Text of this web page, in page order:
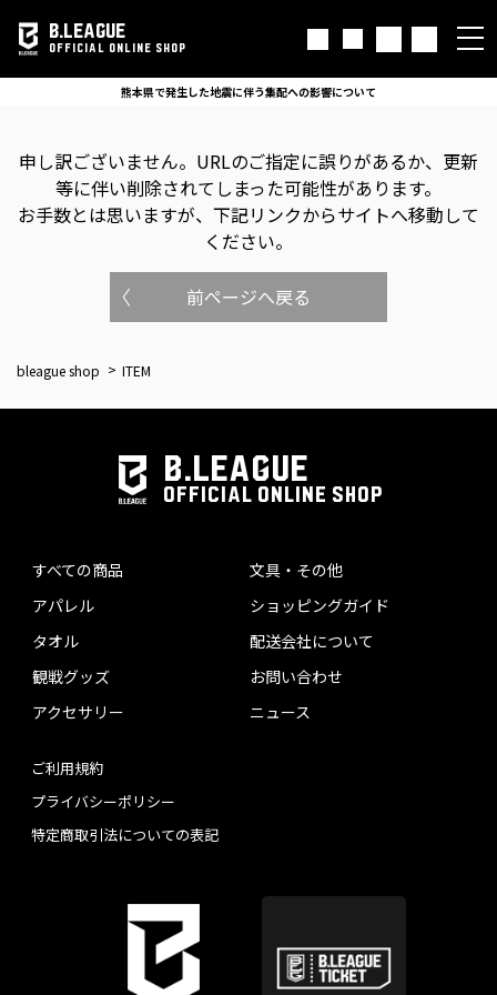
B.LEAGUE
OFFICIAL ONLINE SHOP
熊本県で発生した地震に伴う集配への影響について
申し訳ございません。 URLのご指定に誤りがあるか、更新
等に伴い削除されてしまった可能性があります。
お手数とは思いますが、下記リンクからサイトへ移動して
ください。
前ページへ戻る
bleague shop ITEM
B.LEAGUE
OFFICIAL ONLINE SHOP
すべての商品
アパレル
タオル
観戦グッズ
アクセサリー
文具・その他
ショッピングガイド
配送会社について
お問い合わせ
ニュース
ご利用規約
プライバシーポリシー
特定商取引法についての表記